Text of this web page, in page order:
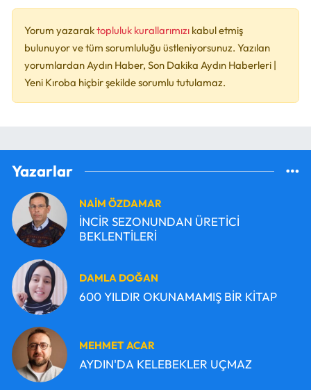
Yorum yazaraktopluluk kurallarımızı kabul etmiş
bulunuyor ve tüm sorumluluğu üstleniyorsunuz. Yazılan
yorumlardan Aydın Haber, Son Dakika Aydın Haberleri |
Yeni Kıroba hiçbir şekilde sorumlu tutulamaz.
Yazarlar
NAİM ÖZDAMAR
İNCİR SEZONUNDAN ÜRETİCİ
BEKLENTİLERİ
DAMLA DOĞAN
600 YILDIR OKUNAMAMIŞ BİR KİTAP
MEHMET ACAR
AYDIN'DA KELEBEKLER UÇMAZ